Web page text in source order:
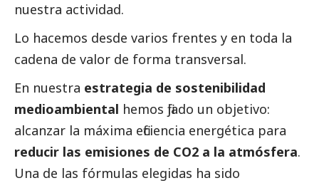
nuestra actividad.
Lo hacemos desde varios frentes y en toda la
cadena de valor de forma transversal.
En nuestra estrategia de sostenibilidad
medioambiental hemos fijado un objetivo:
alcanzar la máxima eficiencia energética para
reducir las emisiones de CO2 a la atmósfera.
Una de las fórmulas elegidas ha sido